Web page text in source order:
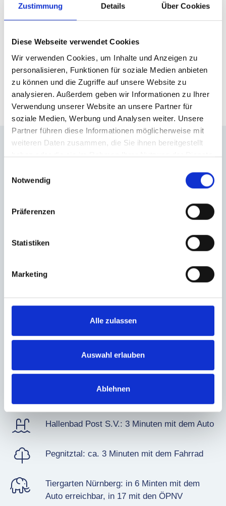
Zustimmung Details Über Cookies
Diese Webseite verwendet Cookies
Wir verwenden Cookies, um Inhalte und Anzeigen zu
personalisieren, Funktionen für soziale Medien anbieten
zu können und die Zugriffe auf unsere Website zu
analysieren. Außerdem geben wir Informationen zu Ihrer
Verwendung unserer Website an unsere Partner für
soziale Medien, Werbung und Analysen weiter. Unsere
Partner führen diese Informationen möglicherweise mit
weiteren Daten zusammen, die Sie ihnen bereitgestellt
haben oder die sie im Rahmen Ihrer Nutzung der Dienste
Notwendig
Präferenzen
Statistiken
Marketing
Alle zulassen
Auswahl erlauben
Ablehnen
LAGE HIGHLIGHTS.
Minuten mit
Bushhaltestelle Happurger Straße: ca.5
Hauptbahnhof Nürnberg: ca.
ÖPNV
Medizinische Versorgung: schnell erreichbar
Hallenbad Post S.V.: 3Minuten mit dem Auto
Pegnitztal: ca. 3Minuten mit dem Fahrrad
Tiergarten Nürnberg: in 6Minten mit dem
Auto erreichbar, in 17mit den ÖPNV